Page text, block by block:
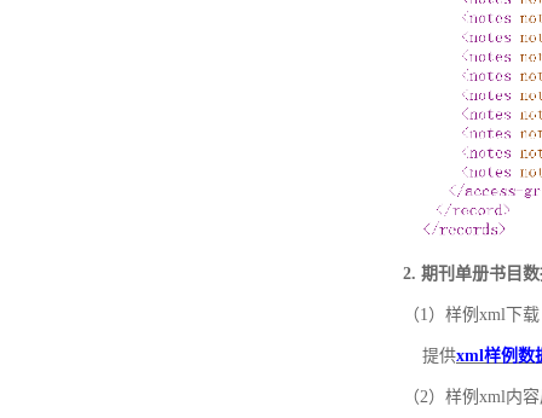
2. 期刊单册书目
（1）样例xml下载
提供xml样例数
（2）样例xml内